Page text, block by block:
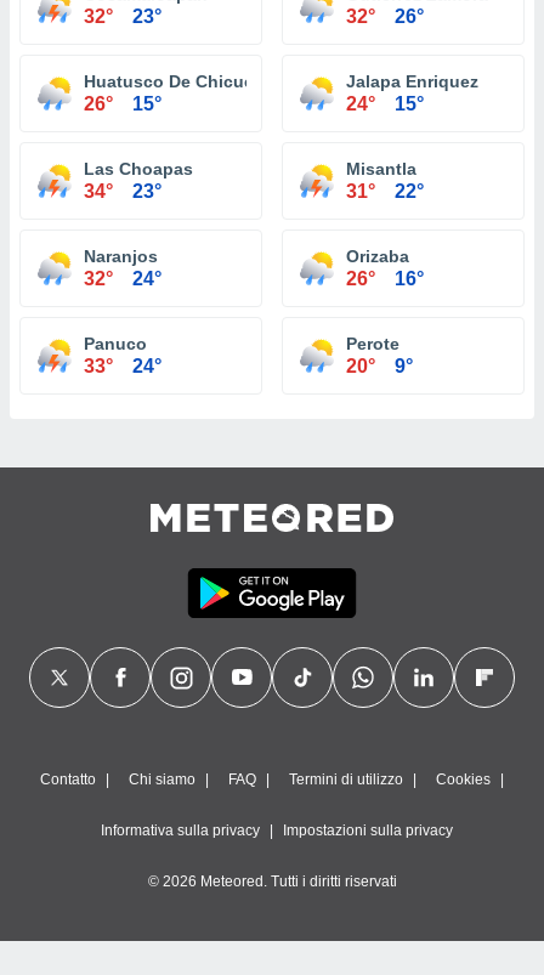
32° 23° 32° 26°
Huatusco De Chicuellar
26° 15°
Jalapa Enriquez
24° 15°
Las Choapas
34° 23°
Misantla
31° 22°
Naranjos
32° 24°
Orizaba
26° 16°
Panuco
33° 24°
Perote
20° 9°
Contatto Chi siamo FAQ Termini di utilizzo Cookies
Informativa sulla privacy Impostazioni sulla privacy
© 2026 Meteored. Tutti i diritti riservati